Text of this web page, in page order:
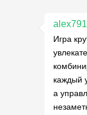
Игра
каждый
а